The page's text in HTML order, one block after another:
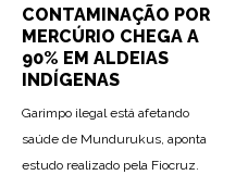
CONTAMINAÇÃO POR
MERCÚRIO CHEGA A
90% EM ALDEIAS
INDÍGENAS
Garimpo ilegal está afetando
saúde de Mundurukus, aponta
estudo realizado pela Fiocruz.